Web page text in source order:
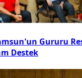
Gururu
Destek